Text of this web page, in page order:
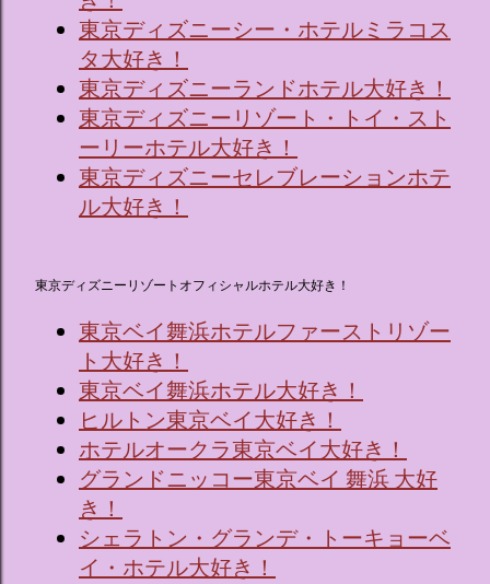
東京ディズニーシー・ホテルミラコス
タ大好き！
東京ディズニーランドホテル大好き！
東京ディズニーリゾート・トイ・スト
ーリーホテル大好き！
東京ディズニーセレブレーションホテ
ル大好き！
東京ディズニーリゾートオフィシャルホテル大好き！
東京ベイ舞浜ホテルファーストリゾー
ト大好き！
東京ベイ舞浜ホテル大好き！
ヒルトン東京ベイ大好き！
ホテルオークラ東京ベイ大好き！
グランドニッコー東京ベイ 舞浜 大好
き！
シェラトン・グランデ・トーキョーベ
イ・ホテル大好き！